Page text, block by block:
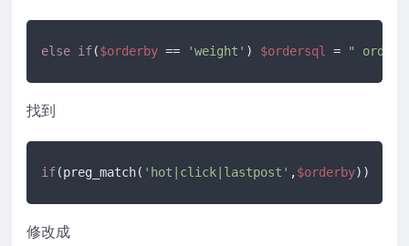
else if($orderby == 'weight' ) $ordersql = " order
找到
if(preg_match( 'hot|click|lastpost' ,$orderby))
修改成